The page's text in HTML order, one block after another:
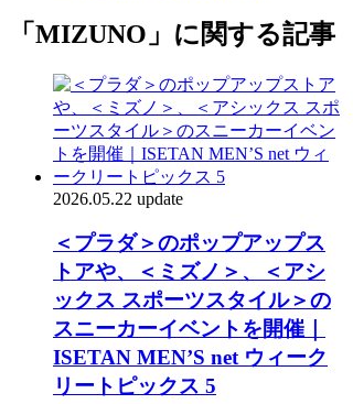
「MIZUNO」に関する記事
2026.05.22 update
＜プラダ＞のポップアップス
トアや、＜ミズノ＞、＜アシ
ックス スポーツスタイル＞の
スニーカーイベントを開催｜
ISETAN MEN’S net ウィーク
リートピックス 5